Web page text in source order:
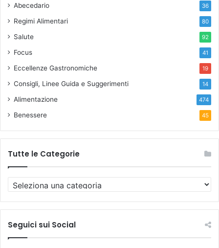
Abecedario 36
Regimi Alimentari 80
Salute 92
Focus 41
Eccellenze Gastronomiche 19
Consigli, Linee Guida e Suggerimenti 14
Alimentazione 474
Benessere 45
Tutte le Categorie
u
t
e
Seguici sui Social